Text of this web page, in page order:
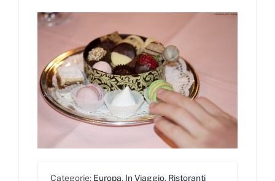
Categorie: Europa, In Viaggio, Ristoranti